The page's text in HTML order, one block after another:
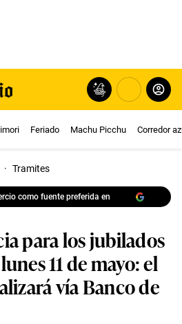
Feriado Machu Picchu Corredor
· Tramites
como fuente preferida en
para los jubilados
11 de mayo: el
vía Banco de